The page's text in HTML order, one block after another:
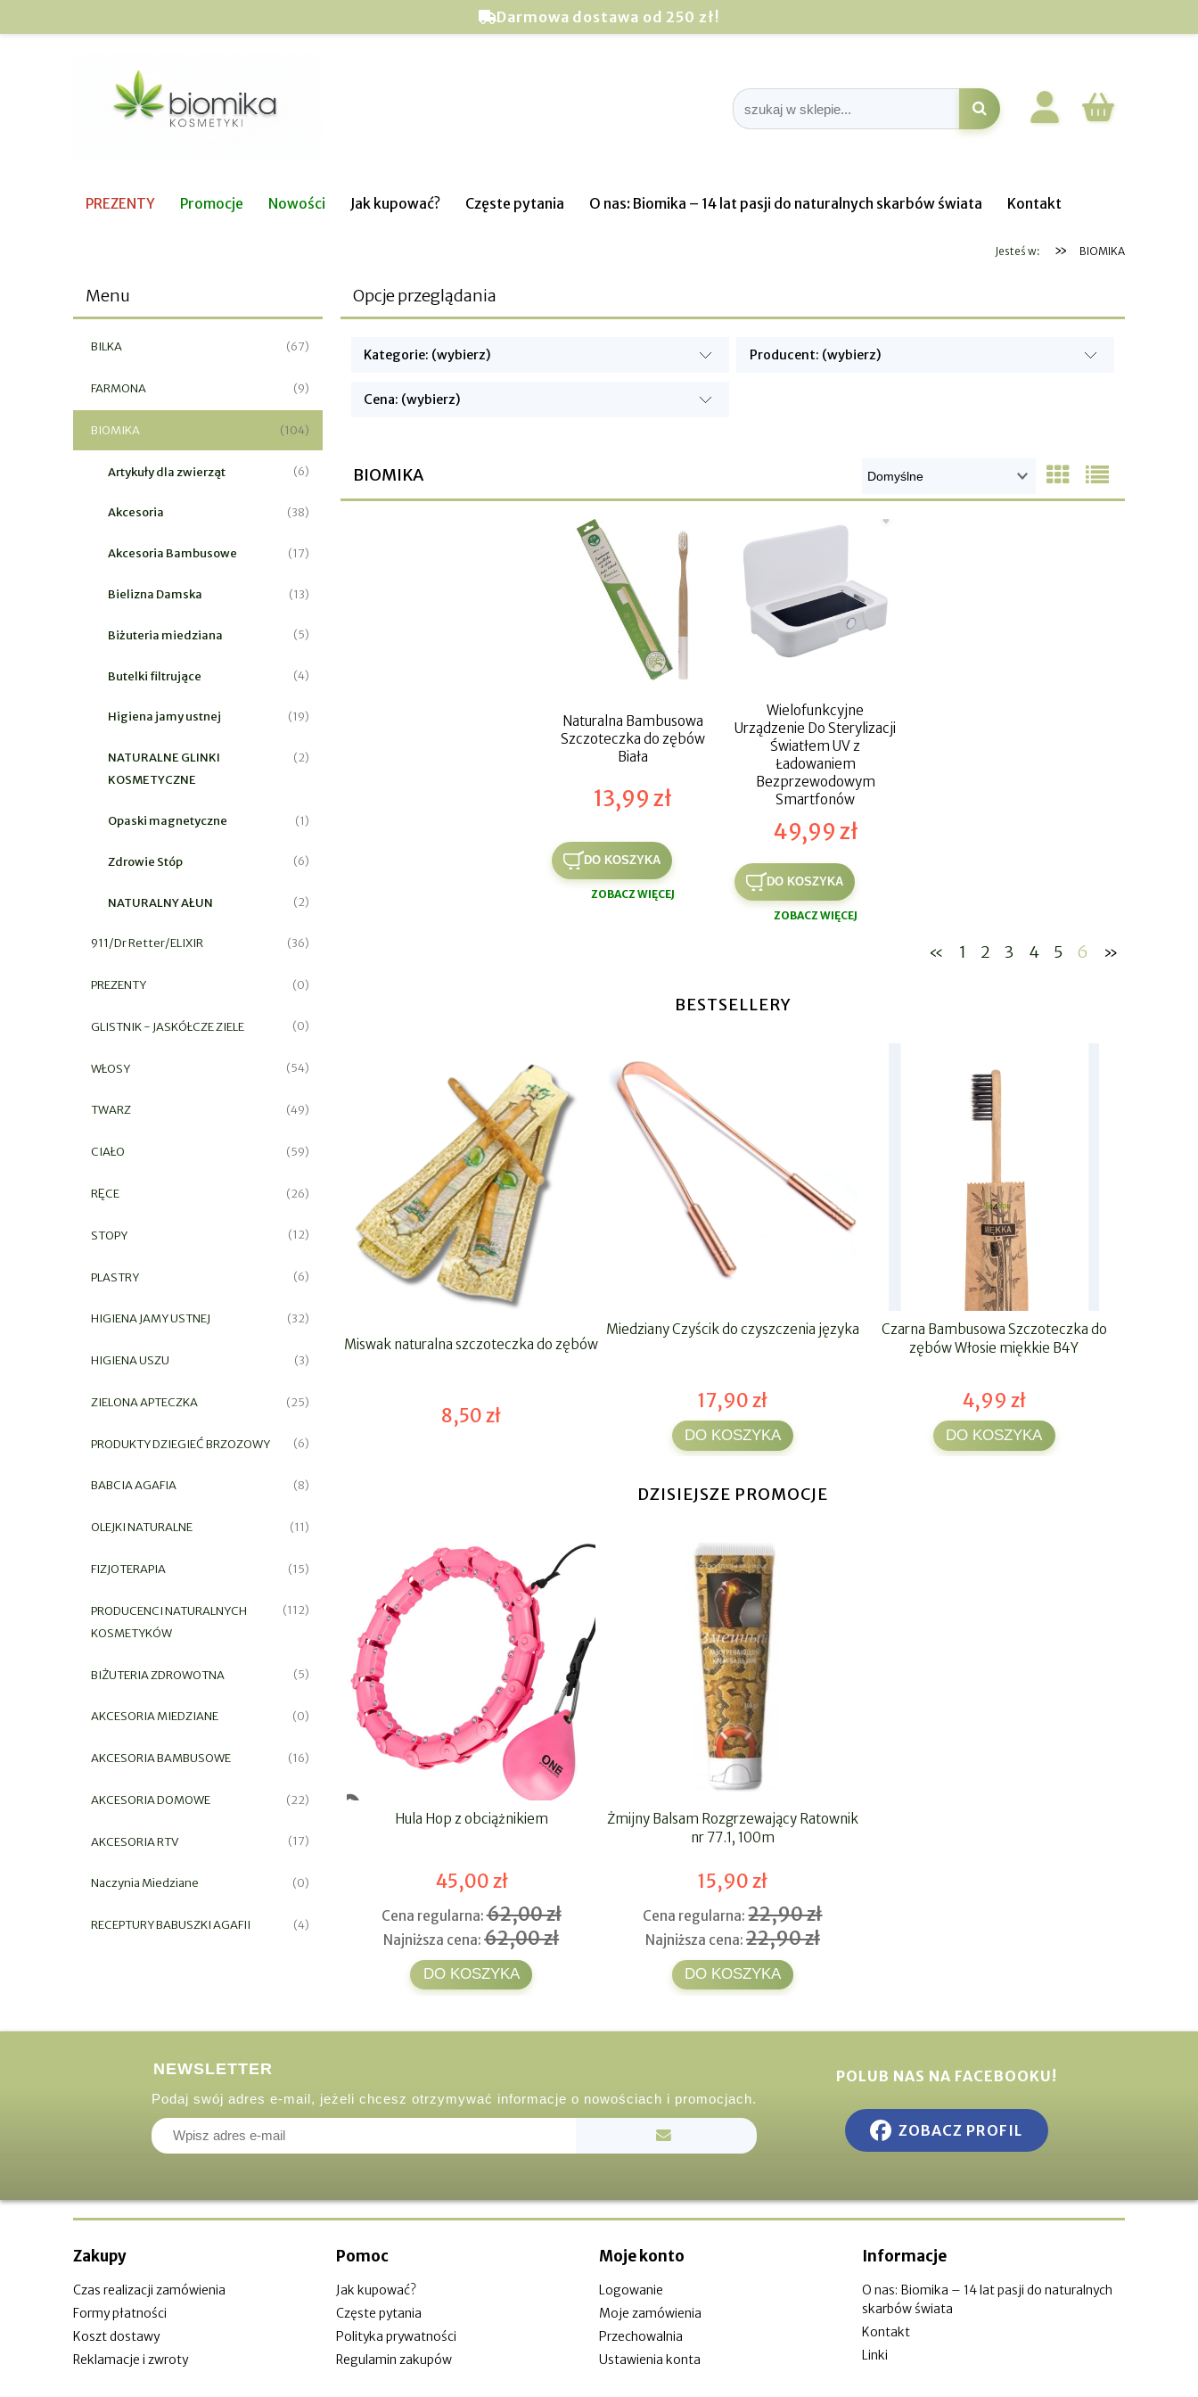
Darmowa dostawa od 250 zł!
PREZENTY Promocje Nowości Jak kupować? Częste pytania O nas: Biomika – 14 lat pasji do naturalnych skarbów świata Kontakt
Jesteś w: » BIOMIKA
Menu
BILKA (67)
FARMONA (9)
BIOMIKA (104)
Artykuły dla zwierząt (6)
Akcesoria (38)
Akcesoria Bambusowe (17)
Bielizna Damska (13)
Biżuteria miedziana (5)
Butelki filtrujące (4)
Higiena jamy ustnej (19)
NATURALNE GLINKI
KOSMETYCZNE
(2)
Opaski magnetyczne (1)
Zdrowie Stóp (6)
NATURALNY AŁUN (2)
911/Dr Retter/ELIXIR (36)
PREZENTY (0)
GLISTNIK - JASKÓŁCZE ZIELE (0)
WŁOSY (54)
TWARZ (49)
CIAŁO (59)
RĘCE (26)
STOPY (12)
PLASTRY (6)
HIGIENA JAMY USTNEJ (32)
HIGIENA USZU (3)
ZIELONA APTECZKA (25)
PRODUKTY DZIEGIEĆ BRZOZOWY (6)
BABCIA AGAFIA (8)
OLEJKI NATURALNE (11)
FIZJOTERAPIA (15)
PRODUCENCI NATURALNYCH
KOSMETYKÓW
(112)
BIŻUTERIA ZDROWOTNA (5)
AKCESORIA MIEDZIANE (0)
AKCESORIA BAMBUSOWE (16)
AKCESORIA DOMOWE (22)
AKCESORIA RTV (17)
Naczynia Miedziane (0)
RECEPTURY BABUSZKI AGAFII (4)
Opcje przeglądania
Kategorie: (wybierz) Producent: (wybierz)
Cena: (wybierz)
BIOMIKA
Naturalna Bambusowa
Szczoteczka do zębów
Biała
13,99 zł
DO KOSZYKA
ZOBACZ WIĘCEJ
Wielofunkcyjne
Urządzenie Do Sterylizacji
Światłem UV z
Ładowaniem
Bezprzewodowym
Smartfonów
49,99 zł
DO KOSZYKA
ZOBACZ WIĘCEJ
« 1 2 3 4 5 6 »
BESTSELLERY
Miswak naturalna szczoteczka do zębów
8,50 zł
Miedziany Czyścik do czyszczenia języka
17,90 zł
DO KOSZYKA
Czarna Bambusowa Szczoteczka do
zębów Włosie miękkie B4Y
4,99 zł
DO KOSZYKA
DZISIEJSZE PROMOCJE
Hula Hop z obciążnikiem
45,00 zł
Cena regularna:62,00 zł
Najniższa cena:62,00 zł
DO KOSZYKA
Żmijny Balsam Rozgrzewający Ratownik
nr 77.1, 100m
15,90 zł
Cena regularna:22,90 zł
Najniższa cena: 22,90 zł
DO KOSZYKA
NEWSLETTER
Podaj swój adres e-mail, jeżeli chcesz otrzymywać informacje o nowościach i promocjach.
POLUB NAS NA FACEBOOKU!
ZOBACZ PROFIL
Zakupy
Czas realizacji zamówienia
Formy płatności
Koszt dostawy
Reklamacje i zwroty
Pomoc
Jak kupować?
Częste pytania
Polityka prywatności
Regulamin zakupów
Moje konto
Logowanie
Moje zamówienia
Przechowalnia
Ustawienia konta
Informacje
O nas: Biomika – 14 lat pasji do naturalnych
skarbów świata
Kontakt
Linki